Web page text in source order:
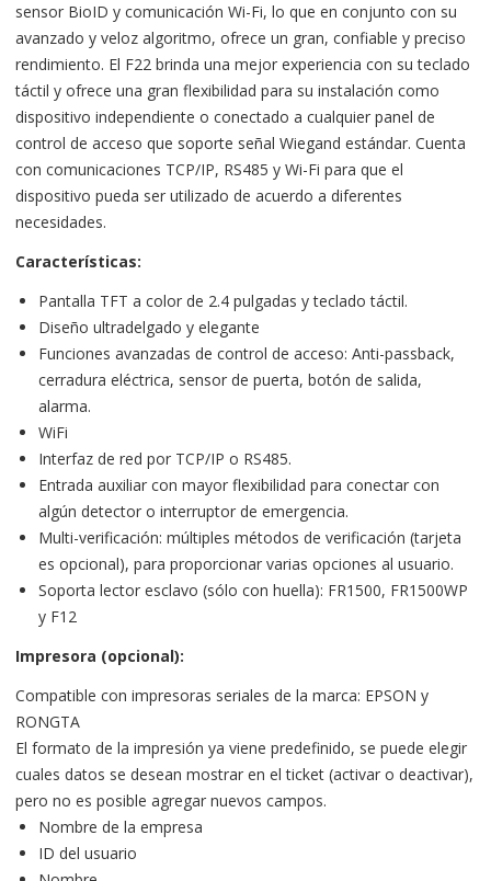
sensor BioID y comunicación Wi-Fi, lo que en conjunto con su
avanzado y veloz algoritmo, ofrece un gran, confiable y preciso
rendimiento. El F22 brinda una mejor experiencia con su teclado
táctil y ofrece una gran flexibilidad para su instalación como
dispositivo independiente o conectado a cualquier panel de
control de acceso que soporte señal Wiegand estándar. Cuenta
con comunicaciones TCP/IP, RS485 y Wi-Fi para que el
dispositivo pueda ser utilizado de acuerdo a diferentes
necesidades.
Características:
Pantalla TFT a color de 2.4 pulgadas y teclado táctil.
Diseño ultradelgado y elegante
Funciones avanzadas de control de acceso: Anti-passback,
cerradura eléctrica, sensor de puerta, botón de salida,
alarma.
WiFi
Interfaz de red por TCP/IP o RS485.
Entrada auxiliar con mayor flexibilidad para conectar con
algún detector o interruptor de emergencia.
Multi-verificación: múltiples métodos de verificación (tarjeta
es opcional), para proporcionar varias opciones al usuario.
Soporta lector esclavo (sólo con huella): FR1500, FR1500WP
y F12
Impresora (opcional):
Compatible con impresoras seriales de la marca: EPSON y
RONGTA
El formato de la impresión ya viene predefinido, se puede elegir
cuales datos se desean mostrar en el ticket (activar o deactivar),
pero no es posible agregar nuevos campos.
Nombre de la empresa
ID del usuario